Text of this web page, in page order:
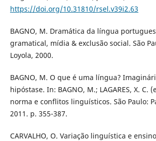
https://doi.org/10.31810/rsel.v39i2.63
BAGNO, M. Dramática da língua
gramatical, mídia & exclusão social. São
Loyola, 2000.
BAGNO, M. O que é uma língua?
hipóstase. In: BAGNO, M.; LAGARES, X. C.
norma e conflitos linguísticos. São Paulo:
2011. p. 355-387.
CARVALHO, O. Variação linguística e